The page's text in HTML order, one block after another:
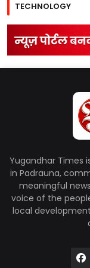
TECHNOLOGY
Yugandhar Times
in Padrauna,
meaningful
voice of the
local